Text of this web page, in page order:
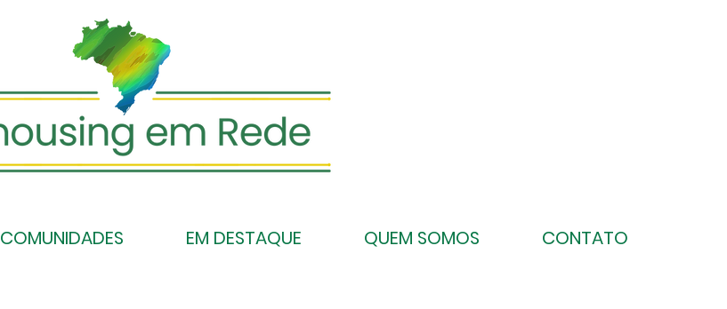
COMUNIDADES EM DESTAQUE QUEM SOMOS CONTATO